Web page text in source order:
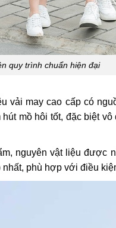
quy trình chuẩn hiện đại
vải may cao cấp có
mồ hôi tốt, đặc biệt
nguyên vật liệu được
phù hợp với điều